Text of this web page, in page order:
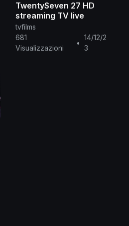
TwentySeven 27 HD
streaming TV live
tvfilms
681
Visualizzazioni
•
14/12/2
3